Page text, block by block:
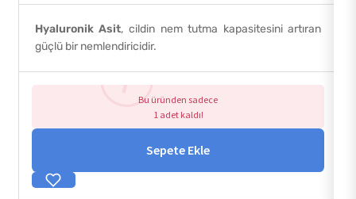
Hyaluronik Asit, cildin nem tutma kapasitesini artıran
güçlü bir nemlendiricidir.
Bu üründen sadece
1 adet kaldı!
Sepete Ekle